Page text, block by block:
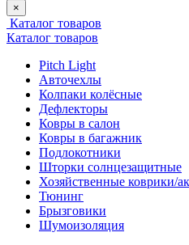
×
Каталог товаров
Каталог товаров
Pitch Light
Авточехлы
Колпаки колёсные
Дефлекторы
Ковры в салон
Ковры в багажник
Подлокотники
Шторки солнцезащитные
Хозяйственные коврики/
Тюнинг
Брызговики
Шумоизоляция